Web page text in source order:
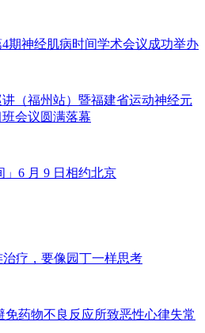
4期神经肌病时间学术会议成功举办
（福州站）暨福建省运动神经元
会议圆满落幕
」6 月 9 日相约北京
疗，要像园丁一样思考
免药物不良反应所致恶性心律失常